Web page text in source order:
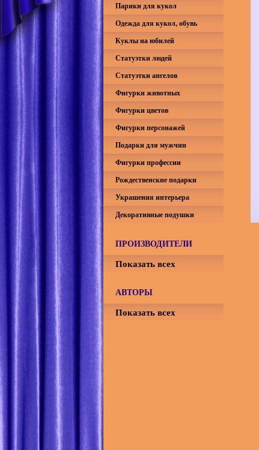
Парики для кукол
Одежда для кукол, обувь
Куклы на юбилей
Статуэтки людей
Статуэтки ангелов
Фигурки животных
Фигурки цветов
Фигурки персонажей
Подарки для мужчин
Фигурки профессии
Рождественские подарки
Украшения интерьера
Декоративные подушки
ПРОИЗВОДИТЕЛИ
Показать всех
АВТОРЫ
Показать всех